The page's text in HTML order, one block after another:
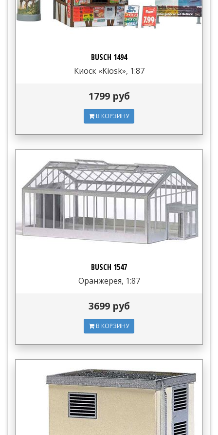
BUSCH 1494
Киоск «Kiosk», 1:87
1799 руб
В КОРЗИНУ
BUSCH 1547
Оранжерея, 1:87
3699 руб
В КОРЗИНУ